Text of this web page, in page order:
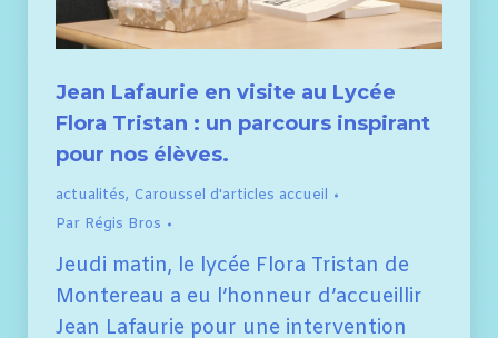
Jean Lafaurie en visite au Lycée
Flora Tristan : un parcours inspirant
pour nos élèves.
actualités, Caroussel d'articles accueil
Par Régis Bros
Jeudi matin, le lycée Flora Tristan de
Montereau a eu l’honneur d’accueillir
Jean Lafaurie pour une intervention